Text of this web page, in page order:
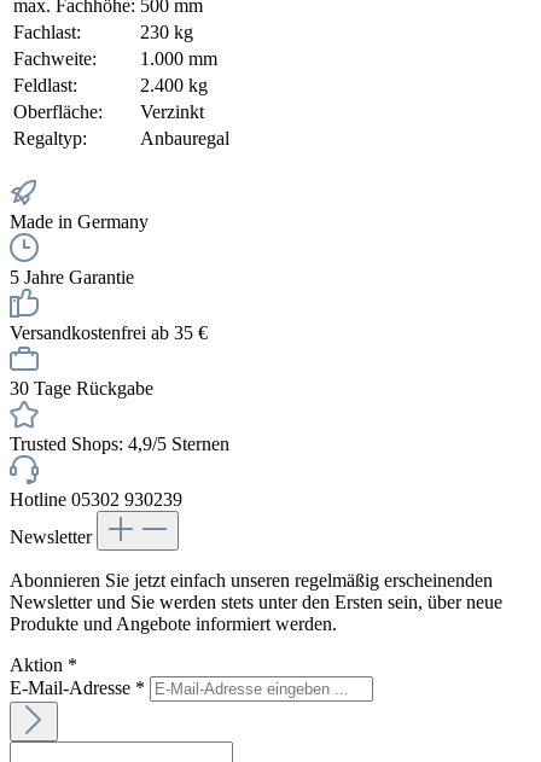
max. Fachhöhe: 500 mm
Fachlast:
230 kg
Fachweite:
1.000 mm
Feldlast:
2.400 kg
Oberfläche:
Verzinkt
Regaltyp:
Anbauregal
Made in Germany
5 Jahre Garantie
Versandkostenfrei ab 35 €
30 Tage Rückgabe
Trusted Shops: 4,9/5 Sternen
Hotline 05302 930239
Newsletter
Abonnieren Sie jetzt einfach unseren regelmäßig erscheinenden
Newsletter und Sie werden stets unter den Ersten sein, über neue
Produkte und Angebote informiert werden.
Aktion *
E-Mail-Adresse *